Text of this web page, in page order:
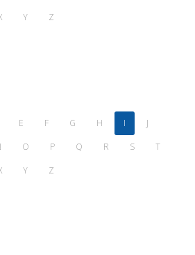
Y Z
E F G H I
J
O P Q R S
T
Y Z